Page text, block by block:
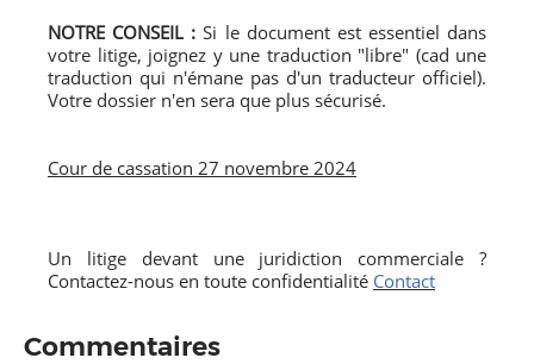
NOTRE CONSEIL : Si le document est essentiel dans
votre litige, joignez y une traduction "libre" (cad une
traduction qui n'émane pas d'un traducteur officiel).
Votre dossier n'en sera que plus sécurisé.
Cour de cassation 27 novembre 2024
Un litige devant une juridiction commerciale ?
Contactez-nous en toute confidentialité Contact
Commentaires